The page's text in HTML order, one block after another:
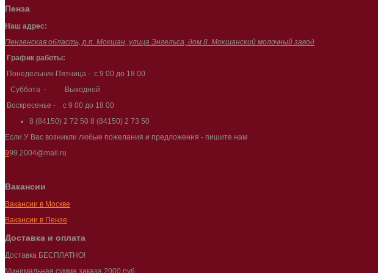
Пенза
Наш адрес:
Пензенская область, р.п. Мокшан, улица Энгельса, дом 8. Мокшанский молочный завод
График работы:
Понедельник-Пятница - с 9 00 до 18 00
Суббота - Выходной
Воскресенье - с 9 00 до 18 00
8 (84150) 2 72 50 8 (84150) 2 73 50
Если У Вас возникли любые пожелания и предложения - пишите нам
999.2004@mail.ru
Вакансии
Вакансии в Москве
Вакансии в Пензе
Доставка и оплата
Доставка БЕСПЛАТНО!
Минимальная сумма заказа 2000 руб.